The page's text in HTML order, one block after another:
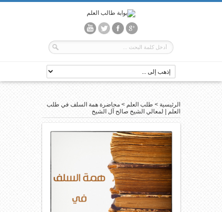
الرئيسية > طلب العلم >محاضرة همة السلف في طلب
العلم | لمعالي الشيخ صالح آل الشيخ